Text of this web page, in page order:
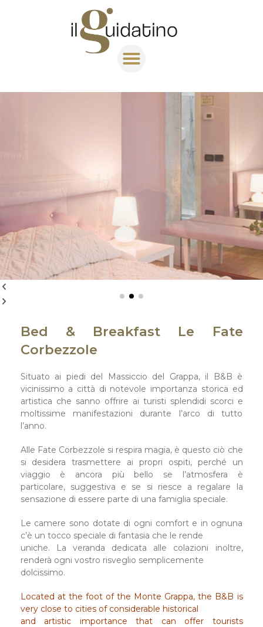
Bed & Breakfast Le Fate
Corbezzole
Situato ai piedi del Massiccio del Grappa, il B&B è
vicinissimo a città di notevole importanza storica ed
artistica che sanno offrire ai turisti splendidi scorci e
moltissime manifestazioni durante l’arco di tutto
l’anno.
Alle Fate Corbezzole si respira magia, è questo ciò che
si desidera trasmettere ai propri ospiti, perché un
viaggio è ancora più bello se l’atmosfera è
particolare, suggestiva e se si riesce a regalare la
sensazione di essere parte di una famiglia speciale.
Le camere sono dotate di ogni comfort e in ognuna
c’è un tocco speciale di fantasia che le rende
uniche. La veranda dedicata alle colazioni inoltre,
renderà ogni vostro risveglio semplicemente
dolcissimo.
Located at the foot of the Monte Grappa, the B&B is
very close to cities of considerable historical
and artistic importance that can offer tourists